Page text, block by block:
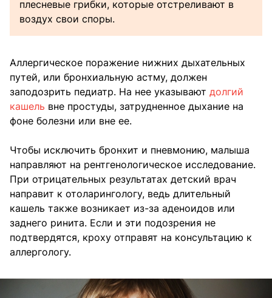
плесневые грибки, которые отстреливают в
воздух свои споры.
Аллергическое поражение нижних дыхательных
путей, или бронхиальную астму, должен
заподозрить педиатр. На нее указывают долгий
кашель вне простуды, затрудненное дыхание на
фоне болезни или вне ее.
Чтобы исключить бронхит и пневмонию, малыша
направляют на рентгенологическое исследование.
При отрицательных результатах детский врач
направит к отоларингологу, ведь длительный
кашель также возникает из-за аденоидов или
заднего ринита. Если и эти подозрения не
подтвердятся, кроху отправят на консультацию к
аллергологу.